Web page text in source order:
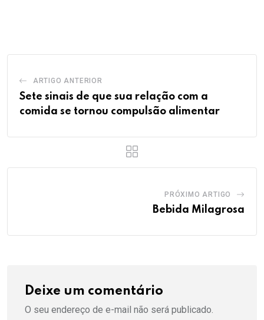
ARTIGO ANTERIOR
Sete sinais de que sua relação com a
comida se tornou compulsão alimentar
PRÓXIMO ARTIGO
Bebida Milagrosa
Deixe um comentário
O seu endereço de e-mail não será publicado.